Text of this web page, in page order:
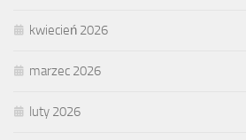
kwiecień 2026
marzec 2026
luty 2026